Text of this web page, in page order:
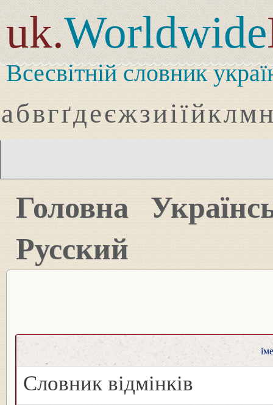
uk.Worldwide
Всесвітній словник
абвгґдеєжзиіїйклмн
Головна
Русский
Словник відмінків